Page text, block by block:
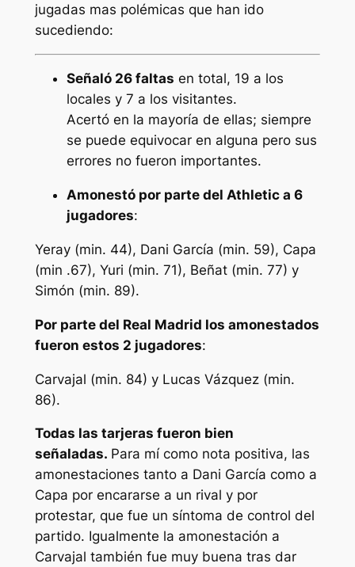
jugadas mas polémicas que han ido
sucediendo:
Señaló 26 faltas en total, 19 a los
locales y 7 a los visitantes.
Acertó en la mayoría de ellas; siempre
se puede equivocar en alguna pero sus
errores no fueron importantes.
Amonestó por parte del Athletic a 6
jugadores:
Yeray (min. 44), Dani García (min. 59), Capa
(min .67), Yuri (min. 71), Beñat (min. 77) y
Simón (min. 89).
Por parte del Real Madrid los amonestados
fueron estos 2 jugadores:
Carvajal (min. 84) y Lucas Vázquez (min.
86).
Todas las tarjeras fueron bien
señaladas. Para mí como nota positiva, las
amonestaciones tanto a Dani García como a
Capa por encararse a un rival y por
protestar, que fue un síntoma de control del
partido. Igualmente la amonestación a
Carvajal también fue muy buena tras dar